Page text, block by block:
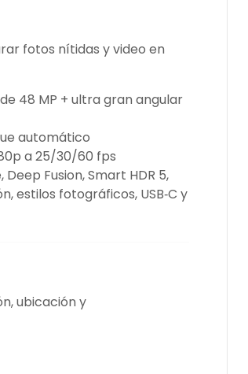
fotos nítidas y video en
48 MP + ultra gran angular
automático
a 25/30/60 fps
Fusion, Smart HDR 5,
estilos fotográficos, USB‑C y
ubicación y